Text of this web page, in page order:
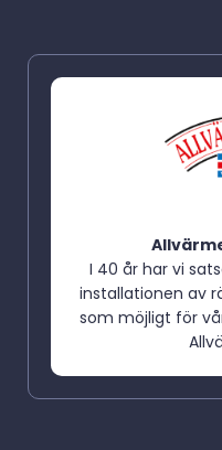
I 40 år har vi
installationen av
som möjligt för